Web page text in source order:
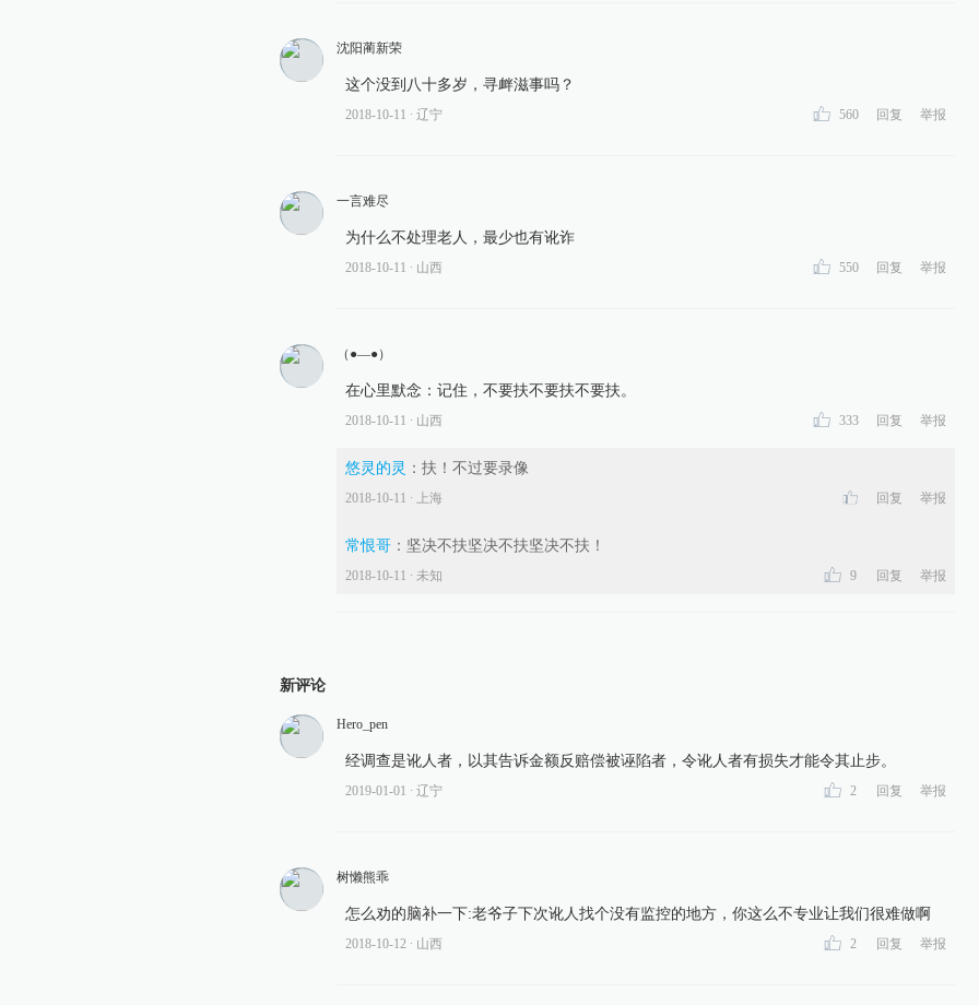
沈阳蔺新荣
这个没到八十多岁，寻衅滋事吗？
2018-10-11 ∙ 辽宁 560 回复 举报
一言难尽
为什么不处理老人，最少也有讹诈
2018-10-11 ∙ 山西 550 回复 举报
（●—●）
在心里默念：记住，不要扶不要扶不要扶。
2018-10-11 ∙ 山西 333 回复 举报
悠灵的灵 ： 扶！不过要录像
2018-10-11 ∙ 上海 回复 举报
常恨哥 ： 坚决不扶坚决不扶坚决不扶！
2018-10-11 ∙ 未知 9 回复 举报
新评论
Hero_pen
经调查是讹人者，以其告诉金额反赔偿被诬陷者，令讹人者有损失才能令其止步。
2019-01-01 ∙ 辽宁 2 回复 举报
树懒熊乖
怎么劝的脑补一下:老爷子下次讹人找个没有监控的地方，你这么不专业让我们很难做啊
2018-10-12 ∙ 山西 2 回复 举报